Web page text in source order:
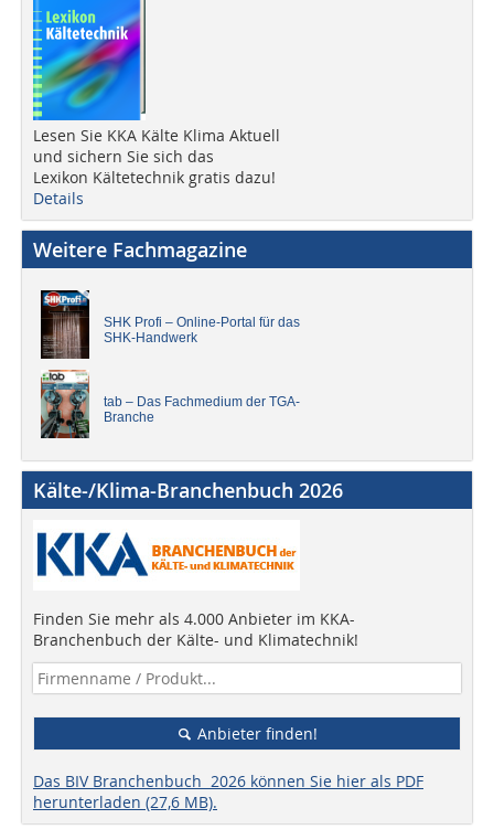
Lesen Sie KKA Kälte Klima Aktuell
und sichern Sie sich das
Lexikon Kältetechnik gratis dazu!
Details
Weitere Fachmagazine
SHK Profi – Online-Portal für das
SHK-Handwerk
tab – Das Fachmedium der TGA-
Branche
Kälte-/Klima-Branchenbuch 2026
Finden Sie mehr als 4.000 Anbieter im KKA-
Branchenbuch der Kälte- und Klimatechnik!
Anbieter finden!
Das BIV Branchenbuch 2026 können Sie hier als PDF
herunterladen (27,6 MB).